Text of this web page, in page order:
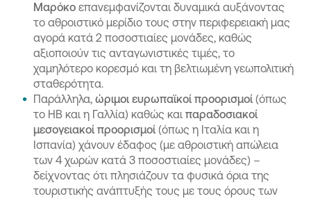
Μαρόκο επανεμφανίζονται δυναμικά αυξάνοντας
το αθροιστικό μερίδιο τους στην περιφερειακή μας
αγορά κατά 2 ποσοστιαίες μονάδες, καθώς
αξιοποιούν τις ανταγωνιστικές τιμές, το
χαμηλότερο κορεσμό και τη βελτιωμένη γεωπολιτική
σταθερότητα.
Παράλληλα, ώριμοι ευρωπαϊκοί προορισμοί (όπως
το ΗΒ και η Γαλλία) καθώς και παραδοσιακοί
μεσογειακοί προορισμοί (όπως η Ιταλία και η
Ισπανία) χάνουν έδαφος (με αθροιστική απώλεια
των 4 χωρών κατά 3 ποσοστιαίες μονάδες) –
δείχνοντας ότι πλησιάζουν τα φυσικά όρια της
τουριστικής ανάπτυξής τους με τους όρους των